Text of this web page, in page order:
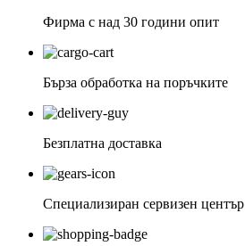
Фирма с над 30 години опит
Бърза обработка на поръчките
Безплатна доставка
Специализиран сервизен център